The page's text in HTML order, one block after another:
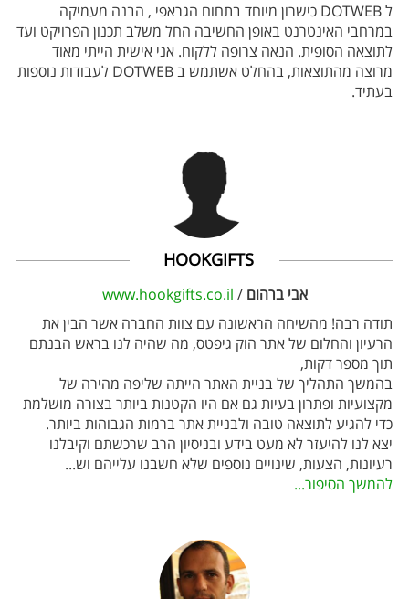
ל DOTWEB כישרון מיוחד בתחום הגראפי , הבנה מעמיקה
במרחבי האינטרנט באופן החשיבה החל משלב תכנון הפרויקט ועד
לתוצאה הסופית. הנאה צרופה ללקוח. אני אישית הייתי מאוד
מרוצה מהתוצאות, בהחלט אשתמש ב DOTWEB לעבודות נוספות
בעתיד.
HOOKGIFTS
אבי ברהום/
www.hookgifts.co.il
תודה רבה! מהשיחה הראשונה עם צוות החברה אשר הבין את
הרעיון והחלום של אתר הוק גיפטס, מה שהיה לנו בראש הבנתם
תוך מספר דקות,
בהמשך התהליך של בניית האתר הייתה שליפה מהירה של
מקצועיות ופתרון בעיות גם אם היו הקטנות ביותר בצורה מושלמת
כדי להגיע לתוצאה טובה ולבניית אתר ברמות הגבוהות ביותר.
יצא לנו להיעזר לא מעט בידע ובניסיון הרב שרכשתם וקיבלנו
רעיונות, הצעות, שינויים נוספים שלא חשבנו עלייהם וש...
להמשך הסיפור...